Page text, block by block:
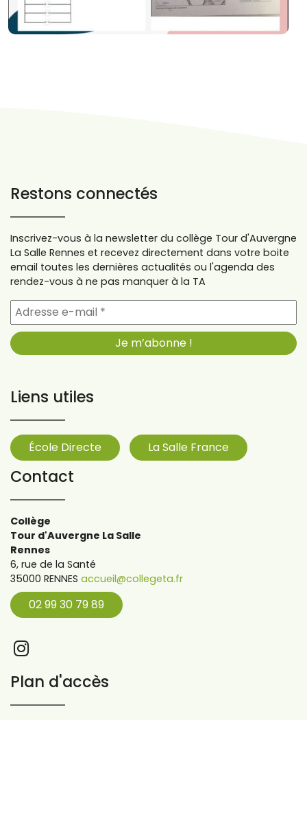
Restons connectés
Inscrivez-vous à la newsletter du collège Tour d'Auvergne
La Salle Rennes et recevez directement dans votre boite
email toutes les dernières actualités ou l'agenda des
rendez-vous à ne pas manquer à la TA
Liens utiles
École Directe La Salle France
Contact
Collège
Tour d'Auvergne La Salle
Rennes
6, rue de la Santé
35000 RENNES accueil@collegeta.fr
02 99 30 79 89
Plan d'accès